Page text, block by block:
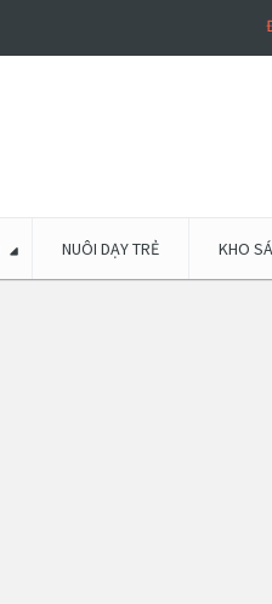
NUÔI DẠY TRẺ KHO